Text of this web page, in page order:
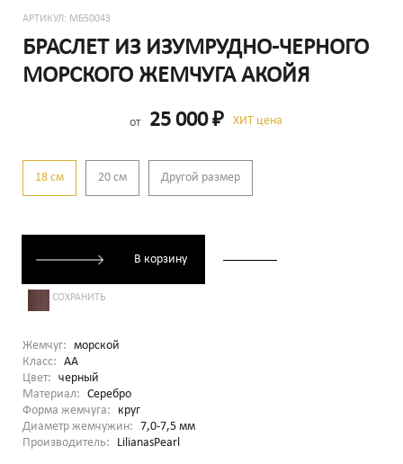
АРТИКУЛ: МБ5004З
БРАСЛЕТ ИЗ ИЗУМРУДНО-ЧЕРНОГО
МОРСКОГО ЖЕМЧУГА АКОЙЯ
от 25 000₽ ХИТ цена
18 см 20 см Другой размер
В корзину
СОХРАНИТЬ
Жемчуг: морской
Класс: AA
Цвет: черный
Материал: Серебро
Форма жемчуга:
круг
Диаметр жемчужин: 7,0-7,5 мм
Производитель:
LilianasPearl